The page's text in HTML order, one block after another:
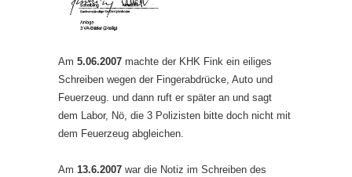
Am 5.06.2007 machte der KHK Fink ein eiliges
Schreiben wegen der Fingerabdrücke, Auto und
Feuerzeug. und dann ruft er später an und sagt
dem Labor, Nö, die 3 Polizisten bitte doch nicht mit
dem Feuerzeug abgleichen.
Am 13.6.2007 war die Notiz im Schreiben des